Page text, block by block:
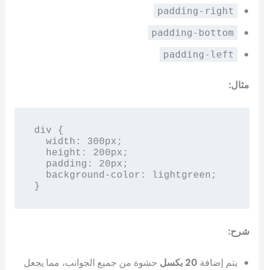
padding-right
padding-bottom
padding-left
مثال:
div {
}
شرح:
يتم إضافة 20 بكسل
حشوة من جميع الجوانب، مما يجعل